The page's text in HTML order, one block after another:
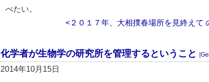
べたい。
<２０１７年、大相撲春場所を見終えて
化学者が生物学の研究所を管理するということ [
2014年10月15日